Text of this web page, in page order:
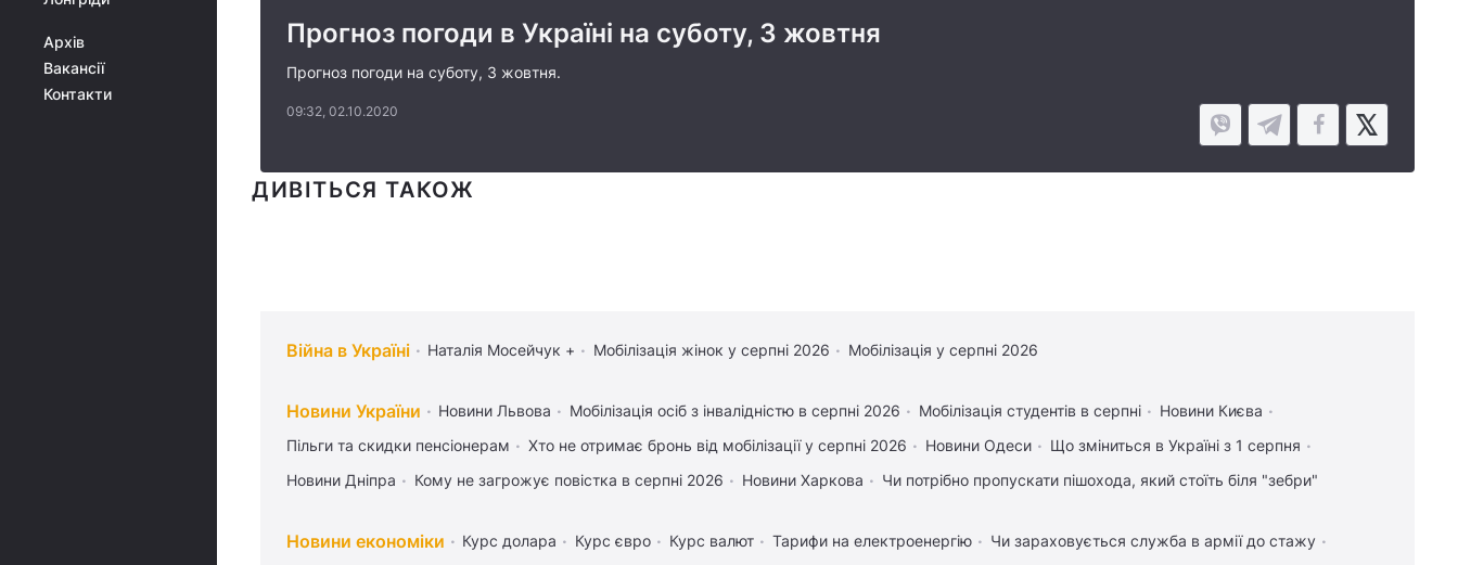
Архів
Вакансії
Контакти
Прогноз погоди в Україні на суботу, 3 жовтня
Прогноз погоди на суботу, 3 жовтня.
09:32, 02.10.2020
ДИВІТЬСЯ ТАКОЖ
Війна в Україні Наталія Мосейчук + Мобілізація жінок у серпні 2026 Мобілізація у серпні 2026
Новини України Новини Львова Мобілізація осіб з інвалідністю в серпні 2026 Мобілізація студентів в серпні
Новини Києва
Пільги та скидки пенсіонерам
Хто не отримає бронь від мобілізації у серпні 2026 Новини Одеси
Що зміниться в Україні з 1 серпня
Новини Дніпра
Кому не загрожує повістка в серпні 2026 Новини Харкова Чи потрібно пропускати пішохода, який стоїть біля "зебри"
Новини економіки Курс долара Курс євро Курс валют Тарифи на електроенергію
Чи зараховується служба в армії до стажу